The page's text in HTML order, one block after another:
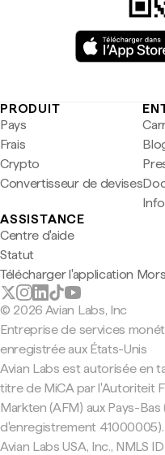
PRODUIT
Pays
Frais
Crypto
Convertisseur de devises
ASSISTANCE
Centre d'aide
Statut
Télécharger l'application
© 2026 Avian Labs, Inc
Entreprise de services
enregistrée aux États-Unis
Avian Labs est autorisée en
titre de MiCA par l'Autoriteit
Markten (AFM) aux Pays-Bas
d'enregistrement 41000005).
Avian Labs USA, Inc., NMLS